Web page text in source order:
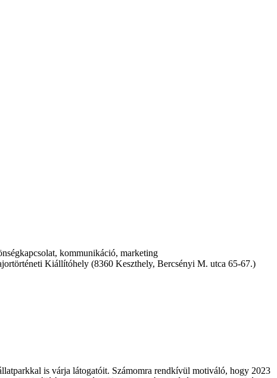
kommunikáció, marketing
Kiállítóhely (8360 Keszthely, Bercsényi M. utca 65-67.)
is várja látogatóit. Számomra rendkívül motiváló, hogy 2023